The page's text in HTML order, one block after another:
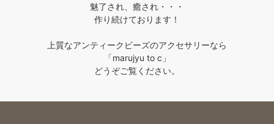
魅了され、癒され・・・
作り続けております！
上質なアンティークビーズのアクセサリーなら
「marujyu to c」
どうぞご覧ください。